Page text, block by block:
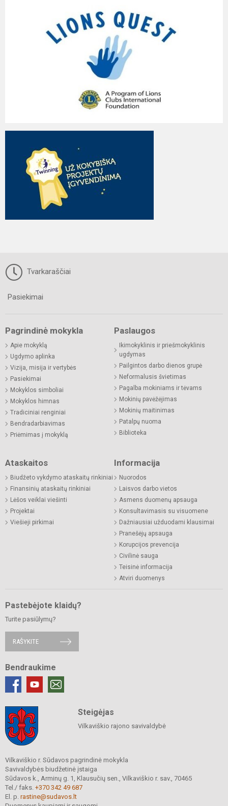
Tvarkaraščiai
Pasiekimai
Pagrindinė mokykla
Apie mokyklą
Ugdymo aplinka
Vizija, misija ir vertybės
Pasiekimai
Mokyklos simboliai
Mokyklos himnas
Tradiciniai renginiai
Bendradarbiavimas
Priėmimas į mokyklą
Paslaugos
Ikimokyklinis ir priešmokyklinis
ugdymas
Pailgintos darbo dienos grupė
Neformalusis švietimas
Pagalba mokiniams ir tėvams
Mokinių pavėžėjimas
Mokinių maitinimas
Patalpų nuoma
Biblioteka
Ataskaitos
Biudžeto vykdymo ataskaitų rinkiniai
Finansinių ataskaitų rinkiniai
Lėšos veiklai viešinti
Projektai
Viešieji pirkimai
Informacija
Nuorodos
Laisvos darbo vietos
Asmens duomenų apsauga
Konsultavimasis su visuomene
Dažniausiai užduodami klausimai
Pranešėjų apsauga
Korupcijos prevencija
Civilinė sauga
Teisinė informacija
Atviri duomenys
Pastebėjote klaidų?
Turite pasiūlymų?
RAŠYKITE
Bendraukime
Steigėjas
Vilkaviškio rajono savivaldybė
Vilkaviškio r. Sūdavos pagrindinė mokykla
Savivaldybės biudžetinė įstaiga
Sūdavos k., Arminų g. 1, Klausučių sen., Vilkaviškio r. sav., 70465
Tel./ faks. +370 342 49 687
El. p. rastine@sudavos.lt